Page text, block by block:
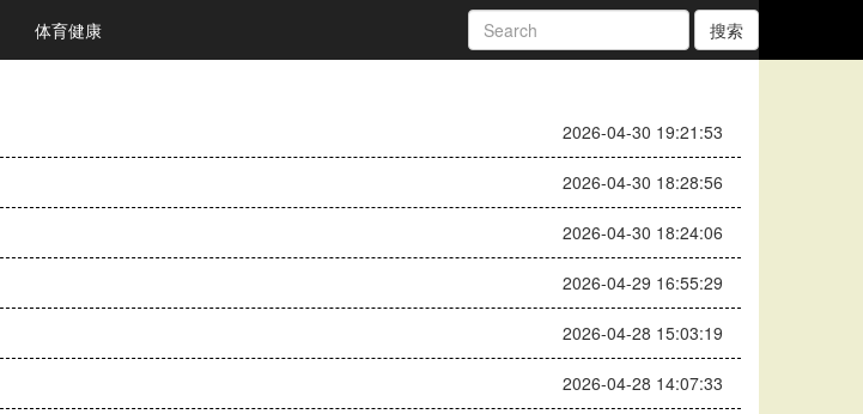
体育健康 搜索
2026-04-30 19:21:53
2026-04-30 18:28:56
2026-04-30 18:24:06
2026-04-29 16:55:29
2026-04-28 15:03:19
2026-04-28 14:07:33